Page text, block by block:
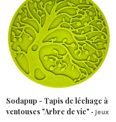
Sodapup - Tapis de léchage à
ventouses "Arbre de vie" - Jeux